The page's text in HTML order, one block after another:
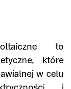
to
które
w celu